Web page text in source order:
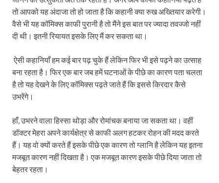
तो आपको यह अंदाजा तो हो जाता है कि कहानी क्या रुख अख्तियार करेगी।
वैसे भी यह कॉमिक्स काफी पुरानी है तो मैंने इस बात पर ज्यादा तवज्जो नहीं
दी थी। इतनी रियायत इसके लिए मैं कर सकता था।
ऐसी कहानियाँ हम कई बार पढ़ चुके हैं लेकिन फिर भी इसे पढ़ने का उत्साह
बना रहता है। फिर एक बार जब हमें घटनाओं के पीछे का कारण पता चलता
है तो यह देखने के लिए कॉमिक्स पढ़ते जाते हैं कि इससे किरदार कैसे
उभरेंगे।
हाँ, उभरने वाला हिस्सा थोड़ा और रोमांचक बनाया जा सकता था। वहीं
डॉक्टर मेहरा अपने कार्यक्षेत्र से काफी अलग हटकर रोहन की मदद करते
हैं। यह वो क्यों करते हैं इसके पीछे एक कारण तो ग्लानि है लेकिन यह इतना
मजबूत कारण नहीं दिखता है। एक मजबूत कारण इसके पीछे दिया जाता तो
बेहतर रहता।